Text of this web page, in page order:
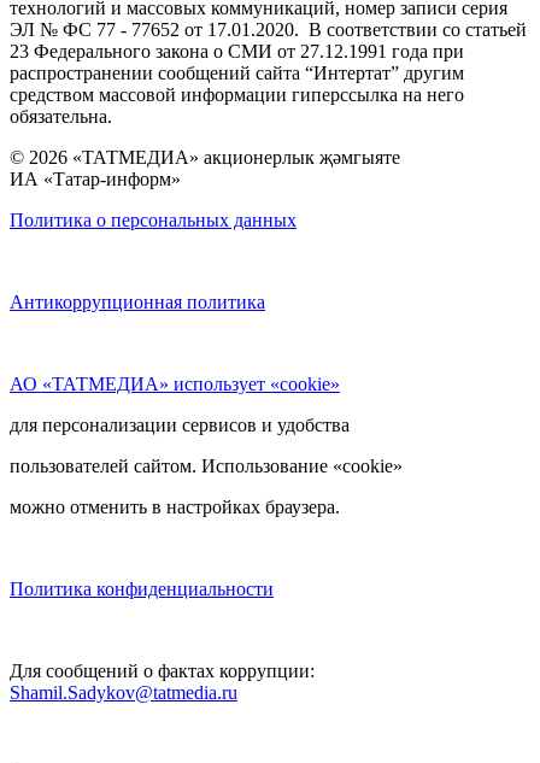
технологий и массовых коммуникаций, номер записи серия
ЭЛ № ФС 77 - 77652 от 17.01.2020. В соответствии со статьей
23 Федерального закона о СМИ от 27.12.1991 года при
распространении сообщений сайта “Интертат” другим
средством массовой информации гиперссылка на него
обязательна.
© 2026 «ТАТМЕДИА» акционерлык җәмгыяте
ИА «Татар-информ»
Политика о персональных данных
Антикоррупционная политика
АО «ТАТМЕДИА» использует «cookie»
для персонализации сервисов и удобства
пользователей сайтом. Использование «cookie»
можно отменить в настройках браузера.
Политика конфиденциальности
Для сообщений о фактах коррупции:
Shamil.Sadykov@tatmedia.ru